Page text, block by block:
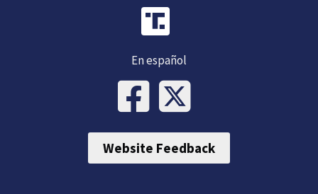
En español
Website Feedback